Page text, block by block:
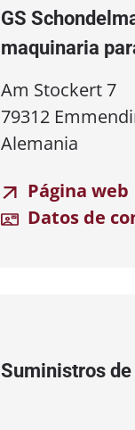
GS
maquinaria
Am Stockert 7
79312
Alemania
Página web
Datos de
Suministros